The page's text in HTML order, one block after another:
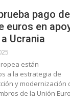
pago de
euros en
Ucrania
están
a la estrategia de
y modernización
de la Unión